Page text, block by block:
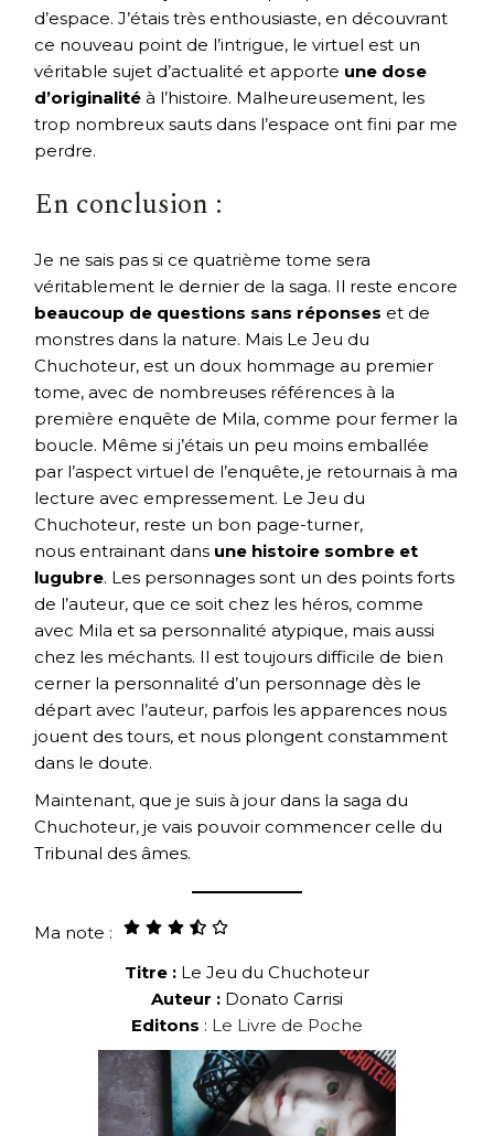
d’espace. J’étais très enthousiaste, en découvrant
ce nouveau point de l’intrigue, le virtuel est un
véritable sujet d’actualité et apporte une dose
d’originalité à l’histoire. Malheureusement, les
trop nombreux sauts dans l’espace ont fini par me
perdre.
En conclusion :
Je ne sais pas si ce quatrième tome sera
véritablement le dernier de la saga. Il reste encore
beaucoup de questions sans réponses et de
monstres dans la nature. Mais Le Jeu du
Chuchoteur, est un doux hommage au premier
tome, avec de nombreuses références à la
première enquête de Mila, comme pour fermer la
boucle. Même si j’étais un peu moins emballée
par l’aspect virtuel de l’enquête, je retournais à ma
lecture avec empressement. Le Jeu du
Chuchoteur, reste un bon page-turner,
nous entrainant dans une histoire sombre et
lugubre. Les personnages sont un des points forts
de l’auteur, que ce soit chez les héros, comme
avec Mila et sa personnalité atypique, mais aussi
chez les méchants. Il est toujours difficile de bien
cerner la personnalité d’un personnage dès le
départ avec l’auteur, parfois les apparences nous
jouent des tours, et nous plongent constamment
dans le doute.
Maintenant, que je suis à jour dans la saga du
Chuchoteur, je vais pouvoir commencer celle du
Tribunal des âmes.
Ma note :
Titre : Le Jeu du Chuchoteur
Auteur :Donato Carrisi
Editons : Le Livre de Poche